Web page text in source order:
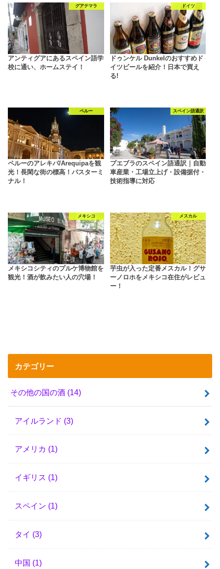
グアテマラ
アンティグアにあるスペイン語学
校に通い、ホームステイ！
ドイツ
ドゥンケル Dunkelのおすすめド
イツビールを紹介！日本で買え
る!
ペルー
ペルーのアレキパ/Arequipaを観
光！長閑な街の標高！バスターミ
ナル！
スペイン語通訳
プエブラのスペイン語通訳｜自動
車産業・工場立上げ・設備据付・
技術指導に対応
メキシコ
メキシコシティのプルケ博物館を
観光！酒が飲みたい人の穴場！
メスカル
芋虫が入った定番メスカル！グサ
ーノロホをメキシコ在住がレビュ
ー！
カテゴリー
その他の国の酒 (14)
アイルランド (3)
アメリカ (1)
イギリス (1)
スペイン (1)
タイ (3)
中国 (1)